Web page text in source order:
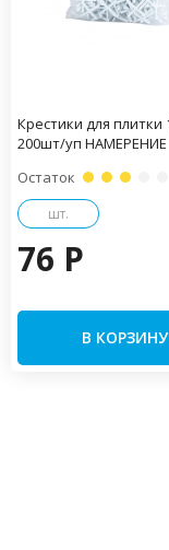
Крестики для плитки
200шт/уп НАМЕРЕНИЕ
Остаток
шт.
76 P
В КОРЗИНУ